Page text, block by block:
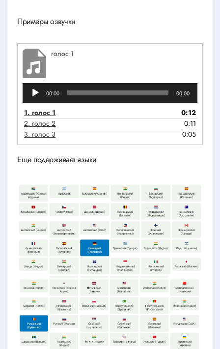
Примеры озвучки
голос 1
Аудиоплеер
00:00 00:00
1. голос 1
0:12
2. голос 2
0:11
3. голос 3 0:05
Еще подерживает языки